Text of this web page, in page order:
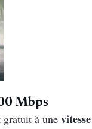
Mbps
à une vitesse